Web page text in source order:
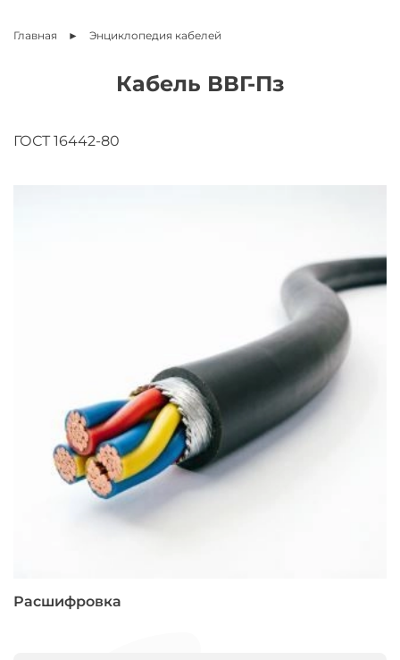
Главная Энциклопедия кабелей
Кабель ВВГ-Пз
ГОСТ 16442-80
Расшифровка